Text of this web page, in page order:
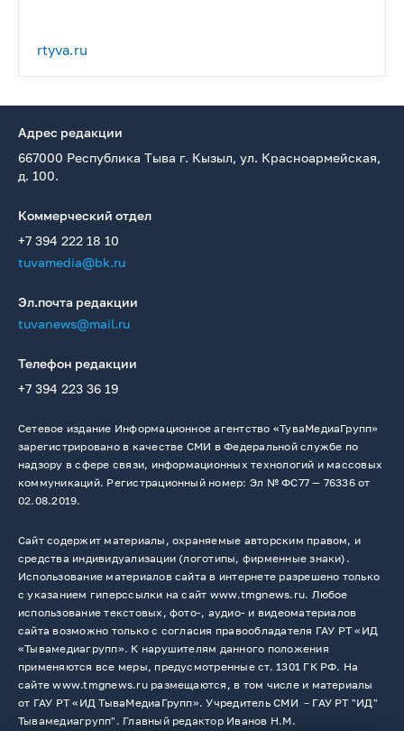
rtyva.ru
Адрес редакции
667000 Республика Тыва г. Кызыл, ул. Красноармейская,
д. 100.
Коммерческий отдел
+7 394 222 18 10
tuvamedia@bk.ru
Эл.почта редакции
tuvanews@mail.ru
Телефон редакции
+7 394 223 36 19
Сетевое издание Информационное агентство «ТуваМедиаГрупп»
зарегистрировано в качестве СМИ в Федеральной службе по
надзору в сфере связи, информационных технологий и массовых
коммуникаций. Регистрационный номер: Эл № ФС77 — 76336 от
02.08.2019.
Сайт содержит материалы, охраняемые авторским правом, и
средства индивидуализации (логотипы, фирменные знаки).
Использование материалов сайта в интернете разрешено только
с указанием гиперссылки на сайт www.tmgnews.ru. Любое
использование текстовых, фото-, аудио- и видеоматериалов
сайта возможно только с согласия правообладателя ГАУ РТ «ИД
«Тывамедиагрупп». К нарушителям данного положения
применяются все меры, предусмотренные ст. 1301 ГК РФ. На
сайте www.tmgnews.ru размещаются, в том числе и материалы
от ГАУ РТ «ИД ТываМедиаГрупп». Учредитель СМИ －ГАУ РТ "ИД"
Тывамедиагрупп". Главный редактор Иванов Н.М.